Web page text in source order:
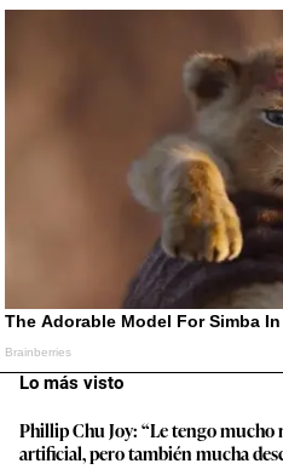
Lo más visto
Phillip Chu Joy: “Le tengo mucho
artificial, pero también mucha